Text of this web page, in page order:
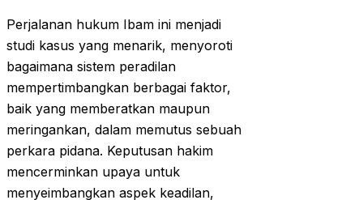
Perjalanan hukum Ibam ini menjadi
studi kasus yang menarik, menyoroti
bagaimana sistem peradilan
mempertimbangkan berbagai faktor,
baik yang memberatkan maupun
meringankan, dalam memutus sebuah
perkara pidana. Keputusan hakim
mencerminkan upaya untuk
menyeimbangkan aspek keadilan,